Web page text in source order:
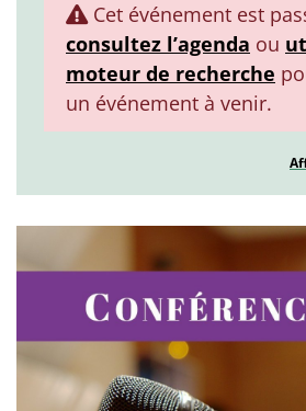
Cet événement est
consultez l’agenda ou
moteur de recherche
un événement à venir.